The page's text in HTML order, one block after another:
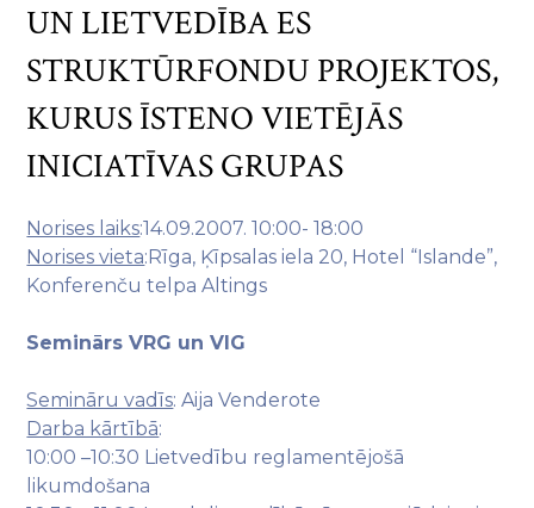
UN LIETVEDĪBA ES
STRUKTŪRFONDU PROJEKTOS,
KURUS ĪSTENO VIETĒJĀS
INICIATĪVAS GRUPAS
Norises laiks:14.09.2007. 10:00- 18:00
Norises vieta:Rīga, Ķīpsalas iela 20, Hotel “Islande”,
Konferenču telpa Altings
Seminārs VRG un VIG
Semināru vadīs: Aija Venderote
Darba kārtībā:
10:00 –10:30 Lietvedību reglamentējošā
likumdošana